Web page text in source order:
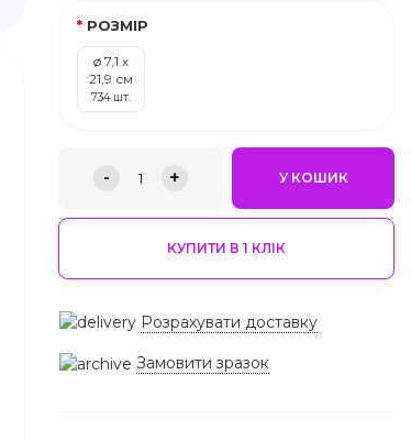
РОЗМІР
ø 7,1 х
21,9 см
734 шт.
- 1 + У КОШИК
КУПИТИ В 1 КЛIК
Розрахувати доставку
Замовити зразок